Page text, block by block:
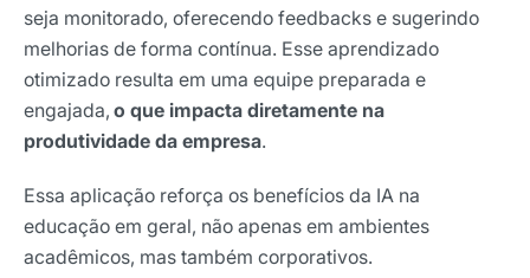
seja monitorado, oferecendo feedbacks e sugerindo
melhorias de forma contínua. Esse aprendizado
otimizado resulta em uma equipe preparada e
engajada, o que impacta diretamente na
produtividade da empresa.
Essa aplicação reforça os benefícios da IA na
educação em geral, não apenas em ambientes
acadêmicos, mas também corporativos.